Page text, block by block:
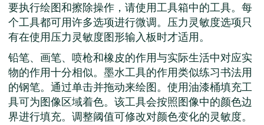
要执行绘图和擦除操作，请使用工具箱中的工具。每
个工具都可用许多选项进行微调。压力灵敏度选项只
有在使用压力灵敏度图形输入板时才适用。
铅笔、画笔、喷枪和橡皮的作用与实际生活中对应实
物的作用十分相似。墨水工具的作用类似练习书法用
的钢笔。通过单击并拖动来绘图。使用油漆桶填充工
具可为图像区域着色。该工具会按照图像中的颜色边
界进行填充。调整阈值可修改对颜色变化的灵敏度。